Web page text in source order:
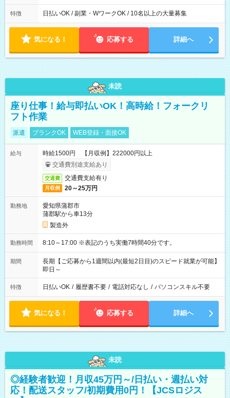
っては多少時間は前後します ▶残業ほとんどなし！ ▶時間より
早く終わることの方が多いと思います。現場によっては午前中
望の方は夜勤（21:00～6:00）のお仕事も可能。
特徴 日払いOK / 副業・WワークOK / 10名以上の大量募集
気になる！ 応募する 詳細へ
未読
座り仕事！給与即払いOK！高時給！フォークリ
フト作業
派遣 ブランクOK WEB登録・面接OK
給与
時給1500円 【月収例】222000円以上
交通費別途支給あり
交通費 交通費支給有り
月収例 20～25万円
勤務地
愛知県蒲郡市
蒲郡駅から車13分
製造外
勤務時間 8:10～17:00 ※表記のうち実働7時間40分です。
期間
長期【ご応募から1週間以内(最短2日目)のスピード就業が可能】
即日～
特徴 日払いOK / 履歴書不要 / 電話対応なし / パソコンスキル不要
気になる！ 応募する 詳細へ
未読
◎経験者歓迎！月収45万円～/日払い・週払い対
応！配送スタッフ/初期費用0円！【JCSロジス